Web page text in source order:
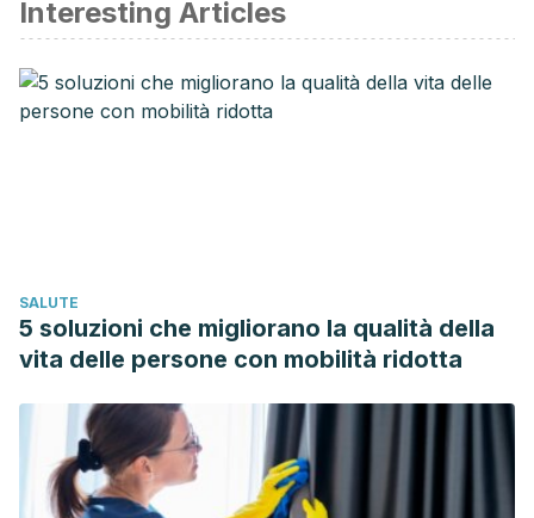
Varady KA., Roohk DJ., Hein BK., Gaylinn BD., et al.,
Modified alternate day fasting regimens reduce cell
proliferation rates to a similar extent as daily calorie
restriction in mice. FASEB J, 2008.
weight loss and cardioprotection in obese adults. Am J Clin
Nutr, 2009. 90 (5): 1138-43.
Interesting Articles
SALUTE
5 soluzioni che migliorano la qualità della
vita delle persone con mobilità ridotta